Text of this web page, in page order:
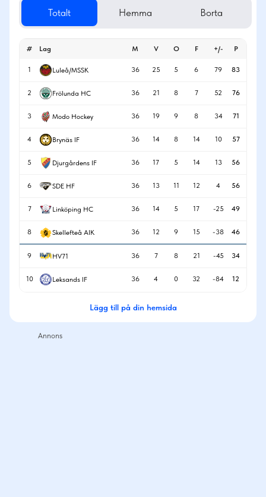
Totalt Hemma Borta
# Lag M V O F +/- P
1 Luleå/MSSK 36 25 5 6 79 83
2 Frölunda HC 36 21 8 7 52 76
3 Modo Hockey 36 19 9 8 34 71
4 Brynäs IF 36 14 8 14 10 57
5 Djurgårdens IF 36 17 5 14 13 56
6 SDE HF 36 13 11 12 4 56
7 Linköping HC 36 14 5 17 -25 49
8 Skellefteå AIK 36 12 9 15 -38 46
9 HV71 36 7 8 21 -45 34
10 Leksands IF 36 4 0 32 -84 12
Lägg till på din hemsida